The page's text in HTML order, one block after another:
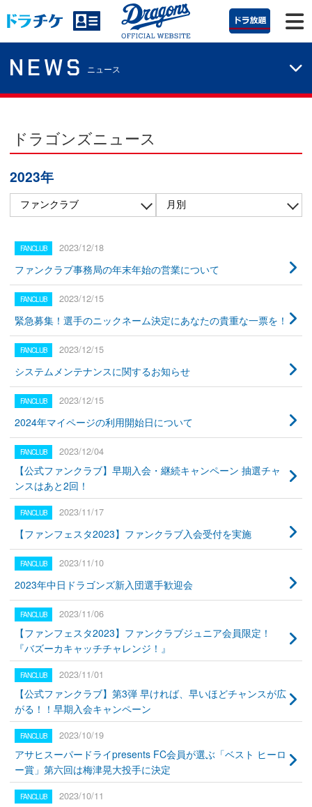
NEWS ニュース
ドラゴンズニュース
2023年
2023/12/18
ファンクラブ事務局の年末年始の営業について
2023/12/15
緊急募集！選手のニックネーム決定にあなたの貴重な一票を！
2023/12/15
システムメンテナンスに関するお知らせ
2023/12/15
2024年マイページの利用開始日について
2023/12/04
【公式ファンクラブ】早期入会・継続キャンペーン 抽選チャ
ンスはあと2回！
2023/11/17
【ファンフェスタ2023】ファンクラブ入会受付を実施
2023/11/10
2023年中日ドラゴンズ新入団選手歓迎会
2023/11/06
【ファンフェスタ2023】ファンクラブジュニア会員限定！
『バズーカキャッチチャレンジ！』
2023/11/01
【公式ファンクラブ】第3弾 早ければ、早いほどチャンスが広
がる！！早期入会キャンペーン
2023/10/19
アサヒスーパードライpresents FC会員が選ぶ「ベスト ヒーロ
ー賞」第六回は梅津晃大投手に決定
2023/10/11